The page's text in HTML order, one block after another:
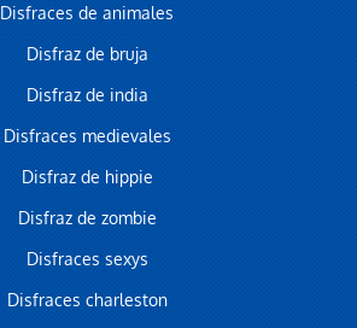
Disfraces de animales
Disfraz de bruja
Disfraz de india
Disfraces medievales
Disfraz de hippie
Disfraz de zombie
Disfraces sexys
Disfraces charleston